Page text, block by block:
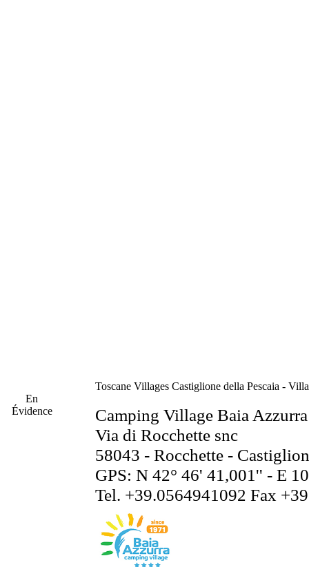
En
Évidence
Toscane Villages Castiglione della Pescaia -
Camping Village Baia Azzurra
Via di Rocchette snc
58043 - Rocchette -
GPS: N 42° 46' 41,001'' - E
Tel. +39.0564941092 Fax